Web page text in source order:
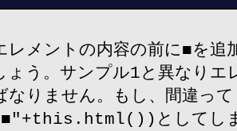
レメントの内容の前に■を追
ょう。サンプル1と異なりエ
なりません。もし、間違って
としてしま